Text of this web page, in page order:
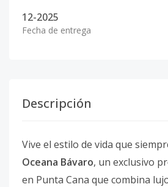
12-2025
Fecha de entrega
Descripción
Vive el estilo de vida que
Oceana Bávaro, un exclusivo
en Punta Cana que combina